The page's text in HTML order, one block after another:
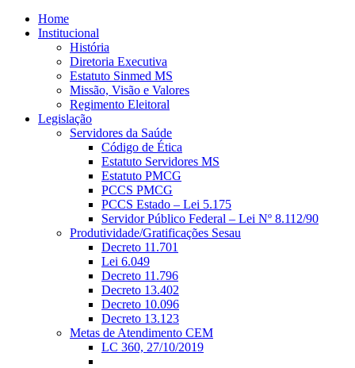
Home
Institucional
História
Diretoria Executiva
Estatuto Sinmed MS
Missão, Visão e Valores
Regimento Eleitoral
Legislação
Servidores da Saúde
Código de Ética
Estatuto Servidores MS
Estatuto PMCG
PCCS PMCG
PCCS Estado – Lei 5.175
Servidor Público Federal – Lei Nº 8.112/90
Produtividade/Gratificações Sesau
Decreto 11.701
Lei 6.049
Decreto 11.796
Decreto 13.402
Decreto 10.096
Decreto 13.123
Metas de Atendimento CEM
LC 360, 27/10/2019